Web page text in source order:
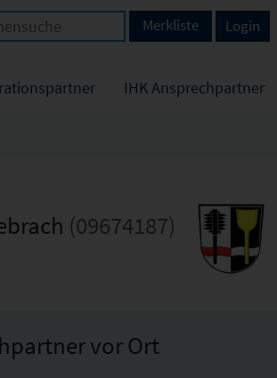
IHK Ansprechpartner
Login
Merkliste
(09674187)
vor Ort